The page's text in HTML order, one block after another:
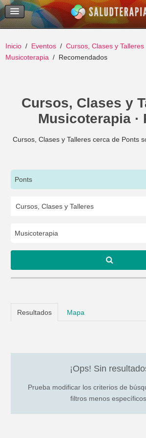
Temas Recientes
Buscar
Inicio Eventos Cursos, Clases y Talleres
Musicoterapia
Recomendados
Cursos, Clases y
Musicoterapia ·
Cursos, Clases y Talleres cerca de Ponts
Ponts
Musicoterapia
Resultados Mapa
¡Ops! Sin
Prueba modificar los criterios de
filtros menos específicos.